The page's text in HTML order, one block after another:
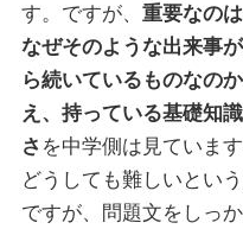
す。ですが、 重要なの
なぜそのような出来事
ら続いているものなの
え、持っている基礎知
さ を中学側は見ています
どうしても難しいとい
ですが、問題文をしっ